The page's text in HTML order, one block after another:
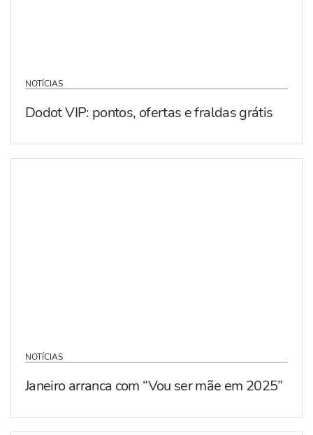
NOTÍCIAS
Dodot VIP: pontos, ofertas e fraldas grátis
NOTÍCIAS
Janeiro arranca com “Vou ser mãe em 2025”